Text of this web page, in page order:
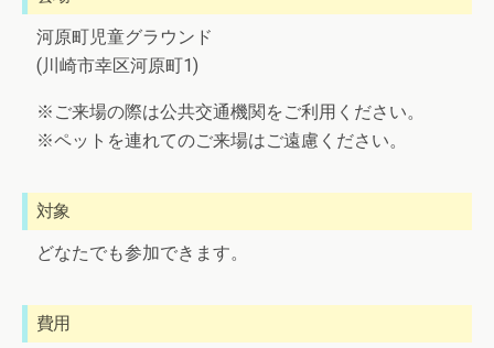
河原町児童グラウンド
(川崎市幸区河原町1)
※ご来場の際は公共交通機関をご利用ください。
※ペットを連れてのご来場はご遠慮ください。
対象
どなたでも参加できます。
費用